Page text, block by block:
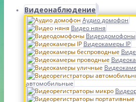
Видеонаблюдение
Аудио домофон
Видео няня
Видеодомофоны
Видеокамеры IP
автомобильные